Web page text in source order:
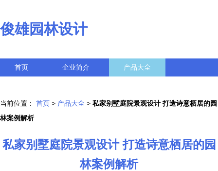
俊雄园林设计
首页 企业简介 产品大全
当前位置： 首页 > 产品大全 > 私家别墅庭院景观设计 打造诗意栖居的园
林案例解析
私家别墅庭院景观设计 打造诗意栖居的园
林案例解析